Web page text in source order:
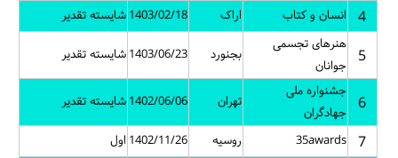
4 انسان و کتاب اراک 1403/02/18شایسته تقدیر
5
هنرهای تجسمی
جوانان
بجنورد 1403/06/23شایسته تقدیر
6
جشنواره ملی
جهادگران
تهران 1402/06/06شایسته تقدیر
7
35awards روسیه 1402/11/26 اول